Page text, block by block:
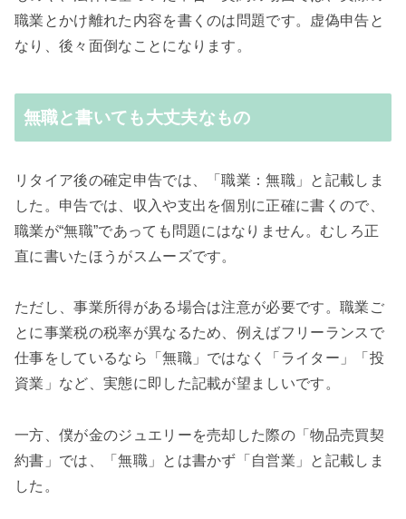
職業とかけ離れた内容を書くのは問題です。虚偽申告と
なり、後々面倒なことになります。
無職と書いても大丈夫なもの
リタイア後の確定申告では、「職業：無職」と記載しま
した。申告では、収入や支出を個別に正確に書くので、
職業が“無職”であっても問題にはなりません。むしろ正
直に書いたほうがスムーズです。
ただし、事業所得がある場合は注意が必要です。職業ご
とに事業税の税率が異なるため、例えばフリーランスで
仕事をしているなら「無職」ではなく「ライター」「投
資業」など、実態に即した記載が望ましいです。
一方、僕が金のジュエリーを売却した際の「物品売買契
約書」では、「無職」とは書かず「自営業」と記載しま
した。